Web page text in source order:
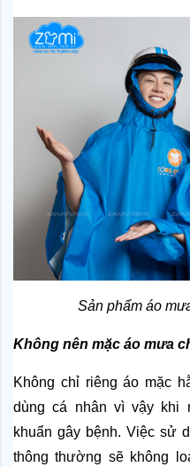
Sản phẩm áo
Không nên mặc áo mưa
Không chỉ riêng áo mặc
dùng cá nhân vì vậy khi
khuẩn gây bệnh. Việc sử
thông thường sẽ không